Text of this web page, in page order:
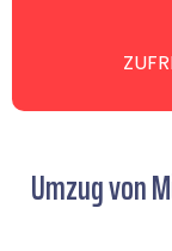
Umzug von